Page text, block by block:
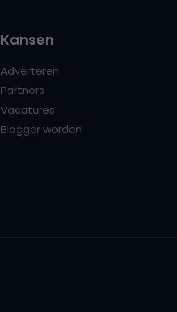
Kansen
Adverteren
Partners
Vacatures
Blogger worden